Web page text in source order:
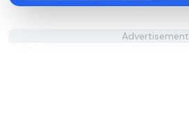
Advertisement